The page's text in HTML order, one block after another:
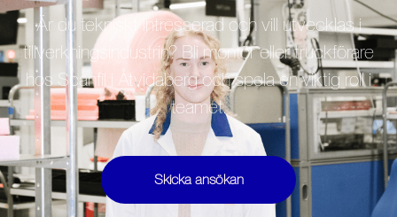
Är du tekniskt intresserad och vill utvecklas i
tillverkningsindustrin? Bli montör eller truckförare
hos Scanfil i Åtvidaberg och spela en viktig roll i
teamet.
Skicka ansökan